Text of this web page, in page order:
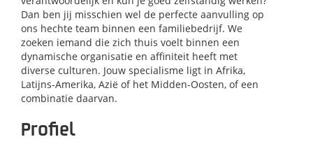
Dan ben jij misschien wel de perfecte aanvulling op
ons hechte team binnen een familiebedrijf. We
zoeken iemand die zich thuis voelt binnen een
dynamische organisatie en affiniteit heeft met
diverse culturen. Jouw specialisme ligt in Afrika,
Latijns-Amerika, Azië of het Midden-Oosten, of een
combinatie daarvan.
Profiel